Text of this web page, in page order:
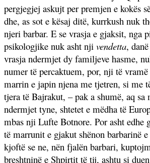
pergjegjej askujt per premjen e kokës
dhe, as sot e kësaj ditë, kurrkush nuk
njeri barbar. E se vrasja e gjaksit, nga
psikologjike nuk asht nji vendetta,
vrasja ndermjet dy familjeve hasme,
numer të percaktuem, por, nji të
marrin e japin njena me tjetren, si me
tjera të Bajrakut, – pak a shumë, aq sa
ndermjet tyne, shtetet e mëdha të
mbas nji Lufte Botnore. Por asht edhe
të marrunit e gjakut shënon barbarinë
kjoftë se ne, nën fjalën barbari,
breshtninë e Shpirtit të tij, ashtu si